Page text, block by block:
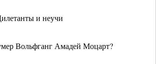
и неучи
Вольфганг Амадей Моцарт?